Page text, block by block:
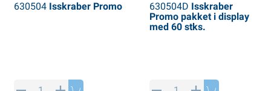
630504Isskraber Promo 630504D Isskraber
Promo pakket i display
med 60 stks.